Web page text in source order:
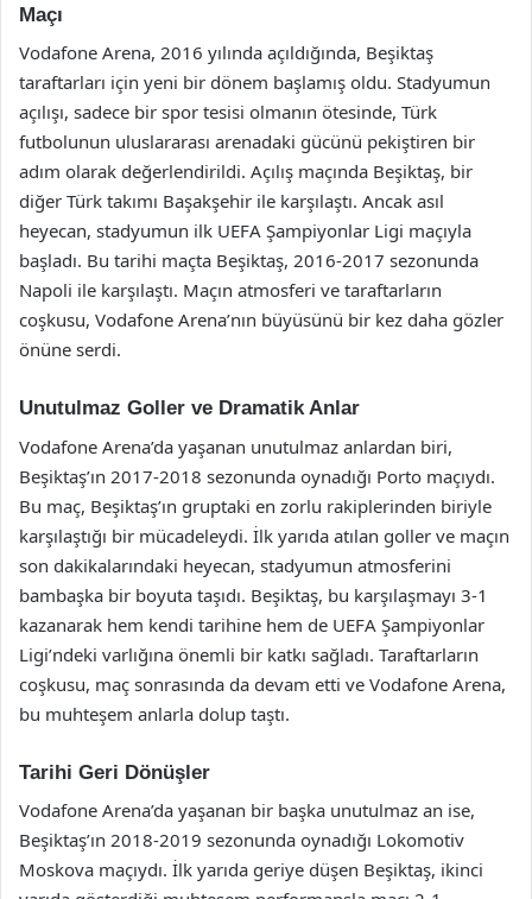
Maçı
Vodafone Arena, 2016 yılında açıldığında, Beşiktaş
taraftarları için yeni bir dönem başlamış oldu. Stadyumun
açılışı, sadece bir spor tesisi olmanın ötesinde, Türk
futbolunun uluslararası arenadaki gücünü pekiştiren bir
adım olarak değerlendirildi. Açılış maçında Beşiktaş, bir
diğer Türk takımı Başakşehir ile karşılaştı. Ancak asıl
heyecan, stadyumun ilk UEFA Şampiyonlar Ligi maçıyla
başladı. Bu tarihi maçta Beşiktaş, 2016-2017 sezonunda
Napoli ile karşılaştı. Maçın atmosferi ve taraftarların
coşkusu, Vodafone Arena’nın büyüsünü bir kez daha gözler
önüne serdi.
Unutulmaz Goller ve Dramatik Anlar
Vodafone Arena’da yaşanan unutulmaz anlardan biri,
Beşiktaş’ın 2017-2018 sezonunda oynadığı Porto maçıydı.
Bu maç, Beşiktaş’ın gruptaki en zorlu rakiplerinden biriyle
karşılaştığı bir mücadeleydi. İlk yarıda atılan goller ve maçın
son dakikalarındaki heyecan, stadyumun atmosferini
bambaşka bir boyuta taşıdı. Beşiktaş, bu karşılaşmayı 3-1
kazanarak hem kendi tarihine hem de UEFA Şampiyonlar
Ligi’ndeki varlığına önemli bir katkı sağladı. Taraftarların
coşkusu, maç sonrasında da devam etti ve Vodafone Arena,
bu muhteşem anlarla dolup taştı.
Tarihi Geri Dönüşler
Vodafone Arena’da yaşanan bir başka unutulmaz an ise,
Beşiktaş’ın 2018-2019 sezonunda oynadığı Lokomotiv
Moskova maçıydı. İlk yarıda geriye düşen Beşiktaş, ikinci